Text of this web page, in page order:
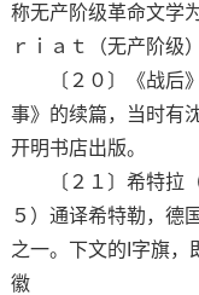
称无产阶级革命文学
ｒｉａｔ（无产阶级
〔２０〕《战后》
事》的续篇，当时有
开明书店出版。
〔２１〕希特拉（
５）通译希特勒，德
之一。下文的I字旗，
徽